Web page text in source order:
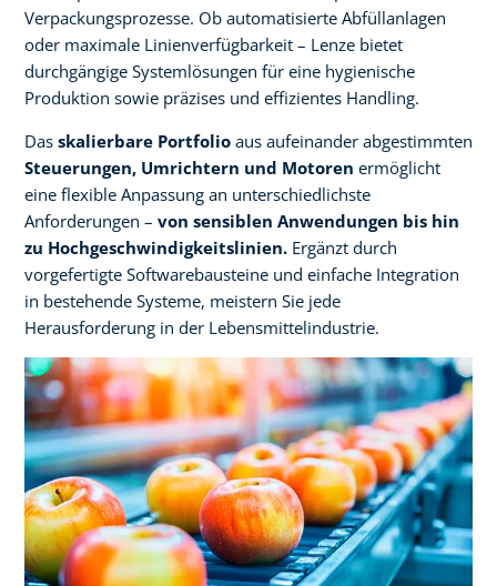
Verpackungsprozesse. Ob automatisierte Abfüllanlagen
oder maximale Linienverfügbarkeit – Lenze bietet
durchgängige Systemlösungen für eine hygienische
Produktion sowie präzises und effizientes Handling. ​
​Das skalierbare Portfolio aus aufeinander abgestimmten
Steuerungen, Umrichtern und Motoren ermöglicht
eine flexible Anpassung an unterschiedlichste
Anforderungen – von sensiblen Anwendungen bis hin
zu Hochgeschwindigkeitslinien. Ergänzt durch
vorgefertigte Softwarebausteine und einfache Integration
in bestehende Systeme, meistern Sie jede
Herausforderung in der Lebensmittelindustrie.